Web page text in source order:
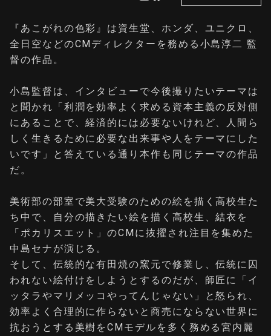
『あこがれの色彩』は資生堂、ホンダ、ユニクロ、
全日空などのCMディレクターを務める小島淳二 監
督の作品。
小島監督は、インタビューで今後撮りたいテーマは
と聞かれ「利潤を効率よく求める資本主義の反対側
にあることで、経済的には必要ないけれど、人間ら
しく生きるために必要な出来事や人をテーマにした
いです」と答えている通り本作も同じテーマの作品
だ。
美術部の部室で美大受験のための絵を描く高校生た
ち中で、自分の描きたい絵を描く高校生、結衣を
「ポカリスエット」のCMに抜擢され注目を集めた
中島セナが演じる。
そして、伝統的な有田焼の窯元で修業し、伝統に囚
われない絵付けをしようとするのだが、師匠に「イ
ッタラやマリメッコやってんじゃない」と怒られ、
効率よく合理的に作らないと商売にならない世界に
抗おうとする美樹をCMモデルを多く務める宮内麗